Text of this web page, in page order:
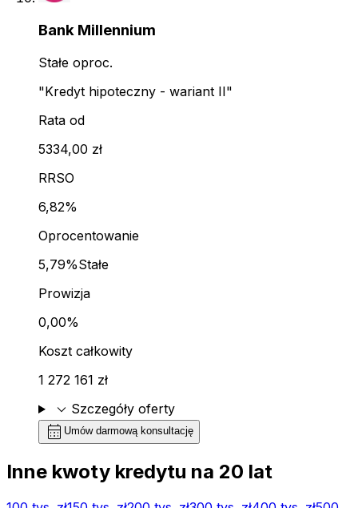
Bank Millennium
Stałe oproc.
"Kredyt hipoteczny - wariant II"
Rata od
5334,00 zł
RRSO
6,82%
Oprocentowanie
5,79%Stałe
Prowizja
0,00%
Koszt całkowity
1 272 161 zł
expand_more Szczegóły oferty
calendar_month Umów darmową konsultację
Inne kwoty kredytu na 20 lat